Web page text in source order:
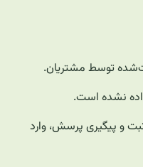
توسط مشتریان.
نشده است.
و پیگیری پرسش، وارد